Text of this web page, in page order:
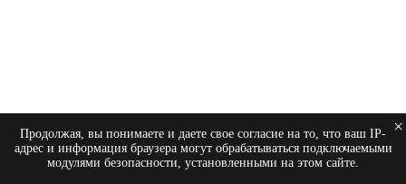
Продолжая, вы понимаете и даете свое согласие на то, что ваш IP-
адрес и информация браузера могут обрабатываться подключаемыми
модулями безопасности, установленными на этом сайте.
×